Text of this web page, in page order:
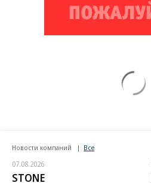
Новости компаний Все
07.08.2026
STONE